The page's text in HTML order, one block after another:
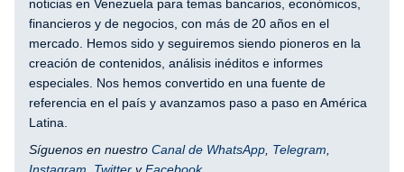
noticias en Venezuela para temas bancarios, económicos,
financieros y de negocios, con más de 20 años en el
mercado. Hemos sido y seguiremos siendo pioneros en la
creación de contenidos, análisis inéditos e informes
especiales. Nos hemos convertido en una fuente de
referencia en el país y avanzamos paso a paso en América
Latina.
Síguenos en nuestro Canal de WhatsApp Telegram